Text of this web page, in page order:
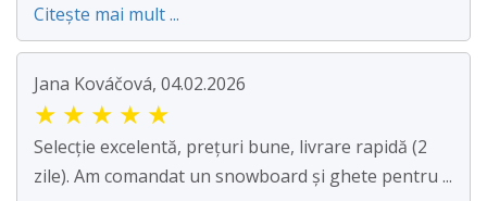
Citește mai mult ...
Jana Kováčová, 04.02.2026
★ ★ ★ ★ ★
Selecție excelentă, prețuri bune, livrare rapidă (2
zile). Am comandat un snowboard și ghete pentru ...